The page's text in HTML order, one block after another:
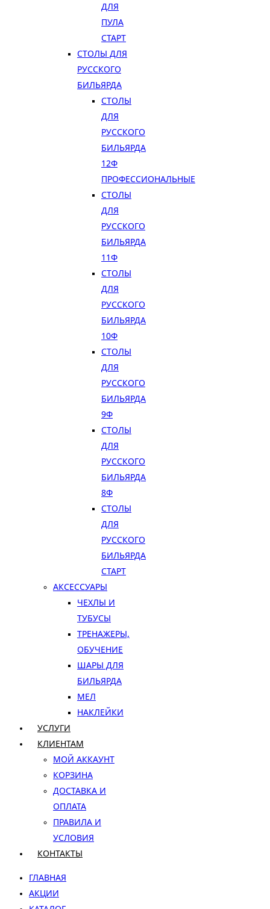
ДЛЯ
ПУЛА
СТАРТ
СТОЛЫ ДЛЯ
РУССКОГО
БИЛЬЯРДА
СТОЛЫ
ДЛЯ
РУССКОГО
БИЛЬЯРДА
12Ф
ПРОФЕССИОНАЛЬНЫЕ
СТОЛЫ
ДЛЯ
РУССКОГО
БИЛЬЯРДА
11Ф
СТОЛЫ
ДЛЯ
РУССКОГО
БИЛЬЯРДА
10Ф
СТОЛЫ
ДЛЯ
РУССКОГО
БИЛЬЯРДА
9Ф
СТОЛЫ
ДЛЯ
РУССКОГО
БИЛЬЯРДА
8Ф
СТОЛЫ
ДЛЯ
РУССКОГО
БИЛЬЯРДА
СТАРТ
АКСЕССУАРЫ
ЧЕХЛЫ И
ТУБУСЫ
ТРЕНАЖЕРЫ,
ОБУЧЕНИЕ
ШАРЫ ДЛЯ
БИЛЬЯРДА
МЕЛ
НАКЛЕЙКИ
УСЛУГИ
КЛИЕНТАМ
МОЙ АККАУНТ
КОРЗИНА
ДОСТАВКА И
ОПЛАТА
ПРАВИЛА И
УСЛОВИЯ
КОНТАКТЫ
ГЛАВНАЯ
АКЦИИ